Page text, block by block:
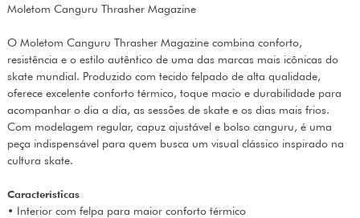
Moletom Canguru Thrasher Magazine
O Moletom Canguru Thrasher Magazine combina conforto,
resistência e o estilo autêntico de uma das marcas mais icônicas do
skate mundial. Produzido com tecido felpado de alta qualidade,
oferece excelente conforto térmico, toque macio e durabilidade para
acompanhar o dia a dia, as sessões de skate e os dias mais frios.
Com modelagem regular, capuz ajustável e bolso canguru, é uma
peça indispensável para quem busca um visual clássico inspirado na
cultura skate.
Características
• Interior com felpa para maior conforto térmico